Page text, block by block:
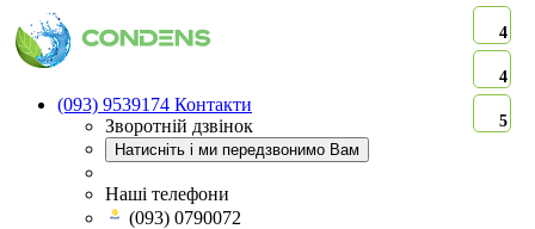
(093) 9539174 Контакти
Зворотній дзвінок
Натисніть і ми передзвонимо Вам
Наші телефони
(093) 0790072
4
4
5